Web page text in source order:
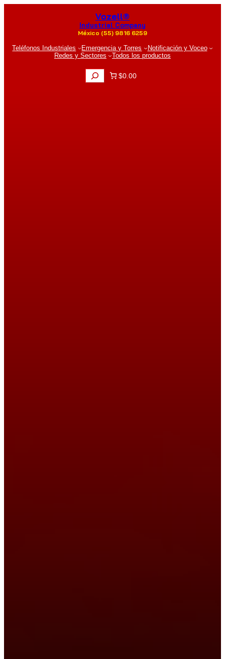
Vozell®
Industrial Company
México (55) 9816 6259
Teléfonos Industriales
Emergencia y Torres
Notificación y Voceo
Redes y Sectores
Todos los productos
B
u
$0.00